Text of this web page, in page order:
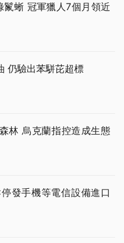
蜥 冠軍獵人7個月領近
仍驗出苯駢芘超標
林 烏克蘭指控造成生態
發手機等電信設備進口